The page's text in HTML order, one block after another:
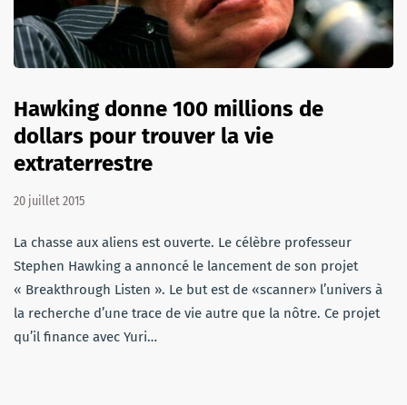
Hawking donne 100 millions de
dollars pour trouver la vie
extraterrestre
20 juillet 2015
La chasse aux aliens est ouverte. Le célèbre professeur
Stephen Hawking a annoncé le lancement de son projet
« Breakthrough Listen ». Le but est de «scanner» l’univers à
la recherche d’une trace de vie autre que la nôtre. Ce projet
qu’il finance avec Yuri…